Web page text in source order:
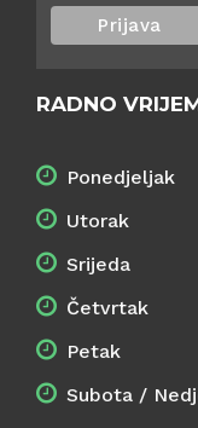
RADNO
Ponedjeljak
Utorak
Srijeda
Četvrtak
Petak
Subota /